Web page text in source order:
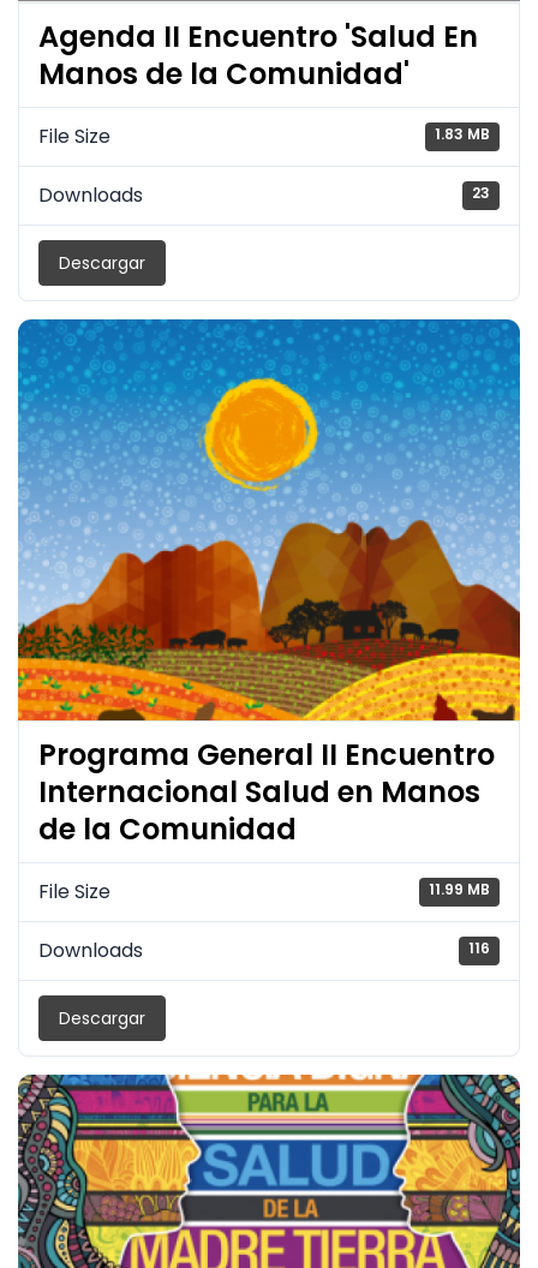
Agenda II Encuentro 'Salud En
Manos de la Comunidad'
File Size 1.83 MB
Downloads 23
Descargar
Programa General II Encuentro
Internacional Salud en Manos
de la Comunidad
File Size 11.99 MB
Downloads 116
Descargar